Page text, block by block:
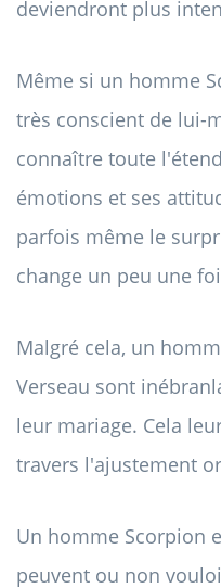
deviendront plus
Même si un homme
très conscient de lui-
connaître toute
émotions et ses
parfois même le
change un peu une
Malgré cela, un
Verseau sont
leur mariage. Cela
travers l'ajustement
Un homme Scorpion
peuvent ou non